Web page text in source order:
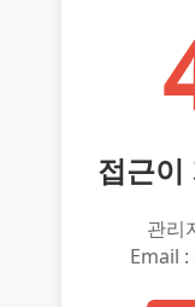
접근이
관리
Email